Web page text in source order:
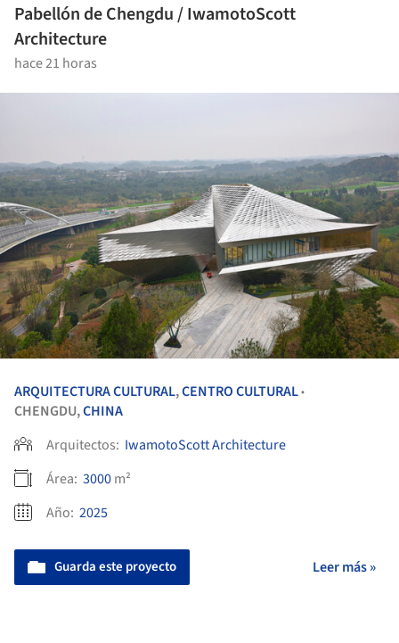
Pabellón de Chengdu / IwamotoScott
Architecture
hace 21 horas
ARQUITECTURA CULTURAL,CENTRO CULTURAL•
CHENGDU,CHINA
Arquitectos: IwamotoScott Architecture
Área: 3000m²
Año: 2025
Guarda este proyecto Leer más »